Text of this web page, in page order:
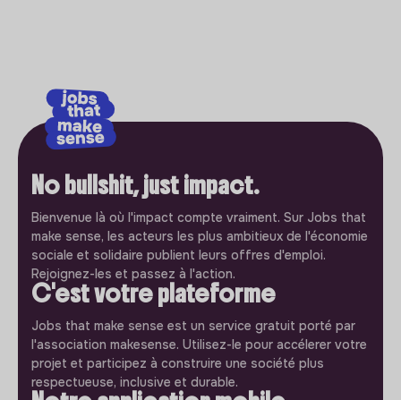
No bullshit, just impact.
Bienvenue là où l'impact compte vraiment. Sur Jobs that
make sense, les acteurs les plus ambitieux de l'économie
sociale et solidaire publient leurs offres d'emploi.
Rejoignez-les et passez à l'action.
C'est votre plateforme
Jobs that make sense est un service gratuit porté par
l'association makesense. Utilisez-le pour accélerer votre
projet et participez à construire une société plus
respectueuse, inclusive et durable.